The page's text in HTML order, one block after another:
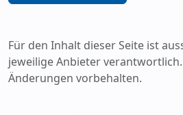
Für den Inhalt dieser Seite ist
jeweilige Anbieter
Änderungen vorbehalten.